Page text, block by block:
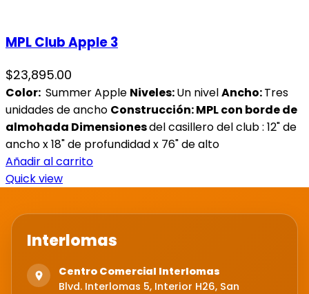
MPL Club Apple 3
$23,895.00
Color: Summer Apple Niveles:Un nivelAncho:Tres
unidades de ancho Construcción: MPL con borde de
almohada Dimensionesdel casillero del club : 12" de
ancho x 18" de profundidad x 76" de alto
Añadir al carrito
Quick view
Interlomas
Centro Comercial Interlomas
Blvd. Interlomas 5, Interior H26, San